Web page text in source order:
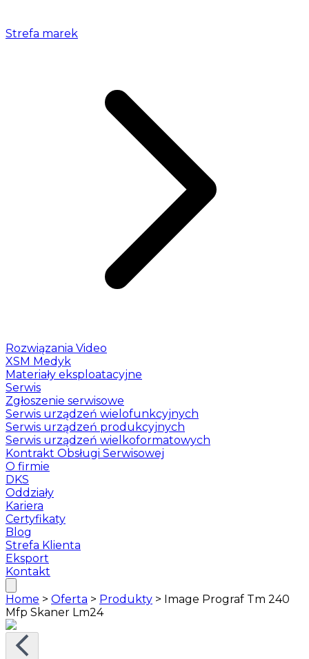
Strefa marek
Rozwiązania Video
XSM Medyk
Materiały eksploatacyjne
Serwis
Zgłoszenie serwisowe
Serwis urządzeń wielofunkcyjnych
Serwis urządzeń produkcyjnych
Serwis urządzeń wielkoformatowych
Kontrakt Obsługi Serwisowej
O firmie
DKS
Oddziały
Kariera
Certyfikaty
Blog
Strefa Klienta
Eksport
Kontakt
Home > Oferta > Produkty > Image Prograf Tm 240
Mfp Skaner Lm24